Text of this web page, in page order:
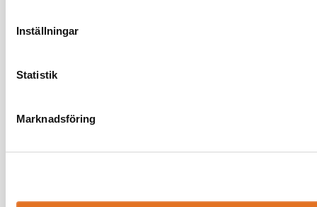
Inställningar
Statistik
Marknadsföring